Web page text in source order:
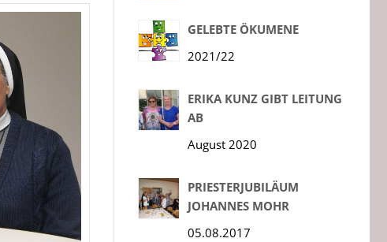
GELEBTE ÖKUMENE
2021/22
ERIKA KUNZ GIBT LEITUNG
AB
August 2020
PRIESTERJUBILÄUM
JOHANNES MOHR
05.08.2017